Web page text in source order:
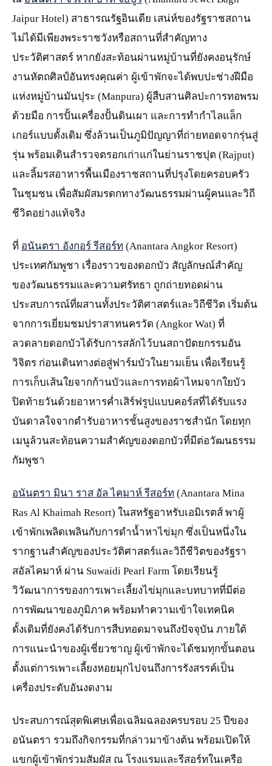
Jaipur Hotel) สาธารณรัฐอินเดีย เสน่ห์ของรัฐราชสถาน
ไม่ได้มีเพียงพระราชวังหรือสถานที่สำคัญทาง
ประวัติศาสตร์ หากยังสะท้อนผ่านหมู่บ้านที่ยังคงอนุรักษ์
งานหัตถศิลป์อันทรงคุณค่า ผู้เข้าพักจะได้พบปะช่างฝีมือ
แห่งหมู่บ้านมันปุระ (Manpura) ผู้สืบสานศิลปะการทอพรม
ด้วยมือ การปั้นเครื่องปั้นดินเผา และการทำกำไลแล็ก
เกอร์แบบดั้งเดิม ซึ่งล้วนเป็นภูมิปัญญาที่ถ่ายทอดจากรุ่นสู่
รุ่น พร้อมเดินสำรวจตรอกเก่าแก่ในย่านราชปุต (Rajput)
และลิ้มรสอาหารพื้นเมืองราชสถานที่ปรุงโดยครอบครัว
ในชุมชน เพื่อสัมผัสมรดกทางวัฒนธรรมผ่านผู้คนและวิถี
ชีวิตอย่างแท้จริง
ที่ อนันตรา อังกอร์ รีสอร์ท (Anantara Angkor Resort)
ประเทศกัมพูชา เรื่องราวของดอกบัว สัญลักษณ์สำคัญ
ของวัฒนธรรมและความศรัทธา ถูกถ่ายทอดผ่าน
ประสบการณ์ที่ผสานทั้งประวัติศาสตร์และวิถีชีวิต เริ่มต้น
จากการเยี่ยมชมปราสาทนครวัด (Angkor Wat) ที่
ลวดลายดอกบัวได้รับการสลักไว้บนสถาปัตยกรรมอัน
วิจิตร ก่อนเดินทางต่อสู่ฟาร์มบัวในยามเย็น เพื่อเรียนรู้
การเก็บเส้นใยจากก้านบัวและการทอผ้าไหมจากใยบัว
ปิดท้ายวันด้วยอาหารค่ำเสิร์ฟรูปแบบคอร์สที่ได้รับแรง
บันดาลใจจากตำรับอาหารชั้นสูงของราชสำนัก โดยทุก
เมนูล้วนสะท้อนความสำคัญของดอกบัวที่มีต่อวัฒนธรรม
กัมพูชา
อนันตรา มินา ราส อัล ไคมาห์ รีสอร์ท (Anantara Mina
Ras Al Khaimah Resort) ในสหรัฐอาหรับเอมิเรตส์ พาผู้
เข้าพักเพลิดเพลินกับการดำน้ำหาไข่มุก ซึ่งเป็นหนึ่งใน
รากฐานสำคัญของประวัติศาสตร์และวิถีชีวิตของรัฐรา
สอัลไคมาห์ ผ่าน Suwaidi Pearl Farm โดยเรียนรู้
วิวัฒนาการของการเพาะเลี้ยงไข่มุกและบทบาทที่มีต่อ
การพัฒนาของภูมิภาค พร้อมทำความเข้าใจเทคนิค
ดั้งเดิมที่ยังคงได้รับการสืบทอดมาจนถึงปัจจุบัน ภายใต้
การแนะนำของผู้เชี่ยวชาญ ผู้เข้าพักจะได้ชมทุกขั้นตอน
ตั้งแต่การเพาะเลี้ยงหอยมุกไปจนถึงการรังสรรค์เป็น
เครื่องประดับอันงดงาม
ประสบการณ์สุดพิเศษเพื่อเฉลิมฉลองครบรอบ 25 ปีของ
อนันตรา รวมถึงกิจกรรมที่กล่าวมาข้างต้น พร้อมเปิดให้
แขกผู้เข้าพักร่วมสัมผัส ณ โรงแรมและรีสอร์ทในเครือ